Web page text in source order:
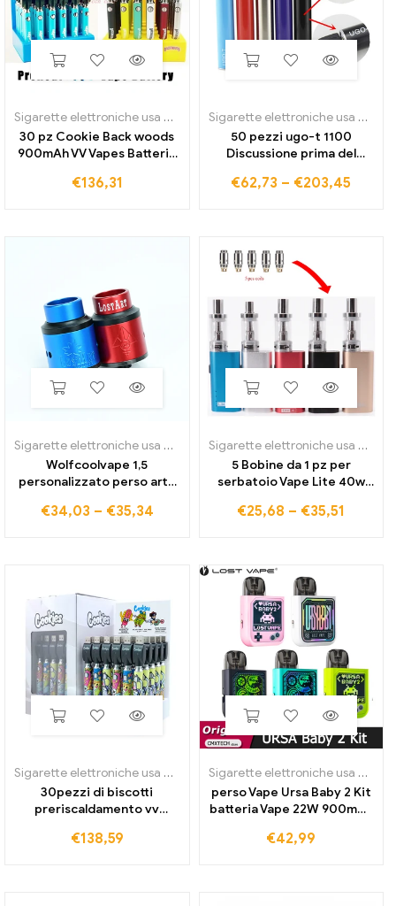
Sigarette elettroniche usa e getta
30 pz Cookie Back woods
900mAh VV Vapes Batterie
preriscaldamento
€136,31
Sigarette elettroniche usa e getta
50 pezzi ugo-t 1100
Discussione prima del
Sigarette elettroniche Vape
€62,73 – €203,45
Sigarette elettroniche usa e getta
Wolfcoolvape 1,5
personalizzato perso arte
rda atomizzatore
€34,03 – €35,34
Sigarette elettroniche usa e getta
5 Bobine da 1 pz per
serbatoio Vape Lite 40w
avvio bobine testa di
€25,68 – €35,51
Sigarette elettroniche usa e getta
30pezzi di biscotti
preriscaldamento vv
regolabile a tensione
€138,59
Sigarette elettroniche usa e getta
perso Vape Ursa Baby 2 Kit
batteria Vape 22W 900mAh
0.6/0,8 Vaporizzatore per
€42,99